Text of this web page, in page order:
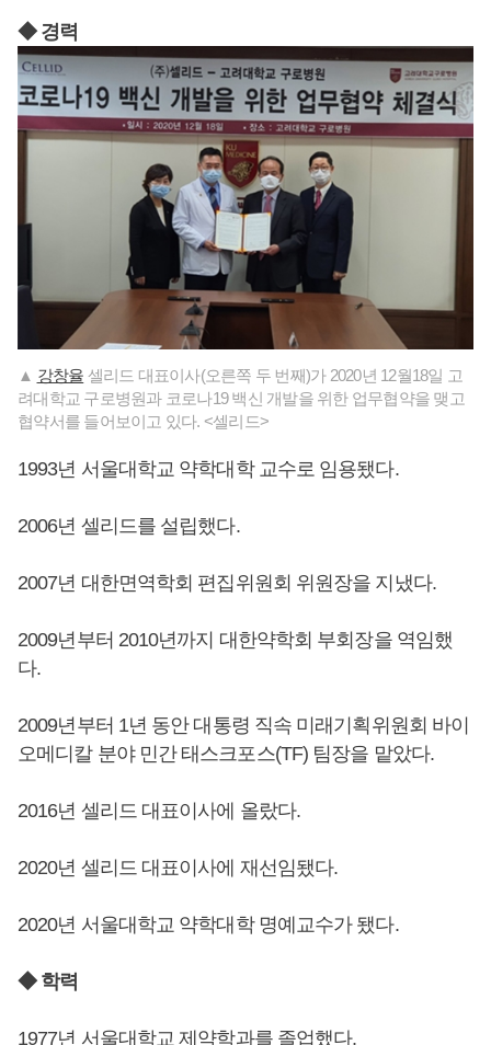
◆ 경력
▲ 강창율 셀리드 대표이사(오른쪽 두 번째)가 2020년 12월18일 고
려대학교 구로병원과 코로나19 백신 개발을 위한 업무협약을 맺고
협약서를 들어보이고 있다. <셀리드>
1993년 서울대학교 약학대학 교수로 임용됐다.
2006년 셀리드를 설립했다.
2007년 대한면역학회 편집위원회 위원장을 지냈다.
2009년부터 2010년까지 대한약학회 부회장을 역임했
다.
2009년부터 1년 동안 대통령 직속 미래기획위원회 바이
오메디칼 분야 민간 태스크포스(TF) 팀장을 맡았다.
2016년 셀리드 대표이사에 올랐다.
2020년 셀리드 대표이사에 재선임됐다.
2020년 서울대학교 약학대학 명예교수가 됐다.
◆ 학력
1977년 서울대학교 제약학과를 졸업했다.